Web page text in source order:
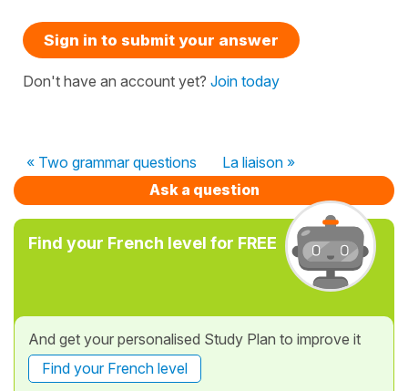
Sign in to submit your answer
Don't have an account yet? Join today
« Two grammar questions
La liaison »
Ask a question
Find your French level for FREE
And get your personalised Study Plan to improve it
Find your French level